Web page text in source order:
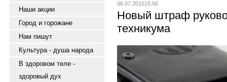
Наши акции
Город и горожане
Нам пишут
Культура - душа народа
В здоровом теле -
здоровый дух
06.07.201515:56
Новый штраф
техникума